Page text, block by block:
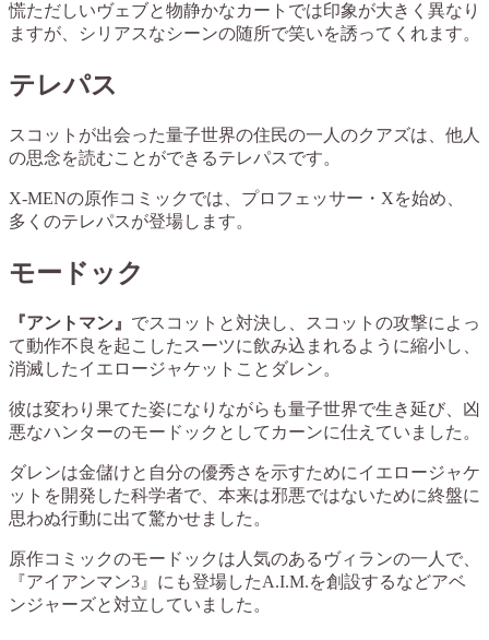
慌ただしいヴェブと物静かなカートでは印象が大きく異なり
ますが、シリアスなシーンの随所で笑いを誘ってくれます。
テレパス
スコットが出会った量子世界の住民の一人のクアズは、他人
の思念を読むことができるテレパスです。
X-MENの原作コミックでは、プロフェッサー・Xを始め、
多くのテレパスが登場します。
モードック
『アントマン』 でスコットと対決し、スコットの攻撃によっ
て動作不良を起こしたスーツに飲み込まれるように縮小し、
消滅したイエロージャケットことダレン。
彼は変わり果てた姿になりながらも量子世界で生き延び、凶
悪なハンターのモードックとしてカーンに仕えていました。
ダレンは金儲けと自分の優秀さを示すためにイエロージャケ
ットを開発した科学者で、本来は邪悪ではないために終盤に
思わぬ行動に出て驚かせました。
原作コミックのモードックは人気のあるヴィランの一人で、
『アイアンマン3』にも登場したA.I.M.を創設するなどアベ
ンジャーズと対立していました。